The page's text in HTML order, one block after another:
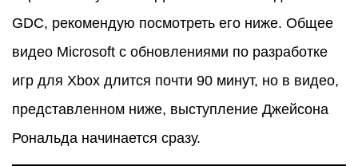
GDC, рекомендую посмотреть его ниже. Общее
видео Microsoft с обновлениями по разработке
игр для Xbox длится почти 90 минут, но в видео,
представленном ниже, выступление Джейсона
Рональда начинается сразу.